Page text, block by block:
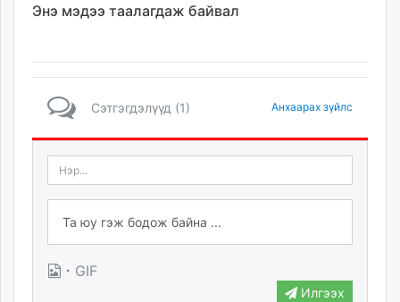
Энэ мэдээ таалагдаж байвал
Сэтгэгдэлүүд (1) Анхаарах зүйлс
· GIF
Илгээх